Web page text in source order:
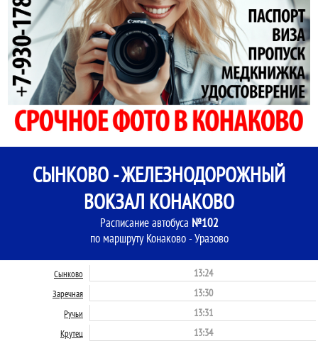
СЫНКОВО - ЖЕЛЕЗНОДОРОЖНЫЙ
ВОКЗАЛ КОНАКОВО
Расписание автобуса №102
по маршруту Конаково - Уразово
Сынково 13:24
Заречная 13:30
Ручьи 13:31
Крутец 13:34